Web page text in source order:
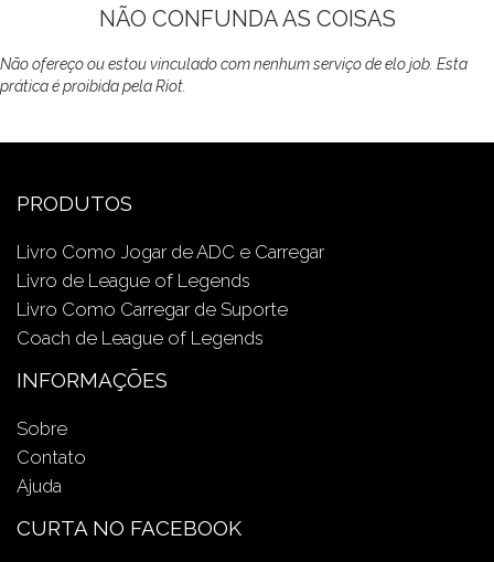
NÃO CONFUNDA AS COISAS
Não ofereço ou estou vinculado com nenhum serviço de elo job. Esta
prática é proibida pela Riot.
PRODUTOS
Livro Como Jogar de ADC e Carregar
Livro de League of Legends
Livro Como Carregar de Suporte
Coach de League of Legends
INFORMAÇÕES
Sobre
Contato
Ajuda
CURTA NO FACEBOOK